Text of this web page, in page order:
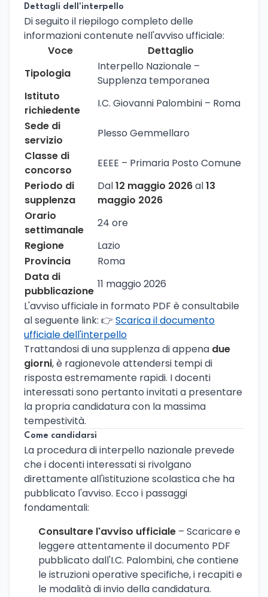
Dettagli dell'interpello
Di seguito il riepilogo completo delle
informazioni contenute nell'avviso ufficiale:
Voce
Dettaglio
Tipologia
Interpello Nazionale –
Supplenza temporanea
Istituto
richiedente
I.C. Giovanni Palombini – Roma
Sede di
servizio
Plesso Gemmellaro
Classe di
concorso
EEEE – Primaria Posto Comune
Periodo di
supplenza
Dal12 maggio 2026al13
maggio 2026
Orario
settimanale
24 ore
Regione
Lazio
Provincia
Roma
Data di
pubblicazione
11 maggio 2026
L'avviso ufficiale in formato PDF è consultabile
al seguente link: 👉 Scarica il documento
ufficiale dell'interpello
Trattandosi di una supplenza di appena due
giorni, è ragionevole attendersi tempi di
risposta estremamente rapidi. I docenti
interessati sono pertanto invitati a presentare
la propria candidatura con la massima
tempestività.
Come candidarsi
La procedura di interpello nazionale prevede
che i docenti interessati si rivolgano
direttamente all'istituzione scolastica che ha
pubblicato l'avviso. Ecco i passaggi
fondamentali:
Consultare l'avviso ufficiale – Scaricare e
leggere attentamente il documento PDF
pubblicato dall'I.C. Palombini, che contiene
le istruzioni operative specifiche, i recapiti e
le modalità di invio della candidatura.